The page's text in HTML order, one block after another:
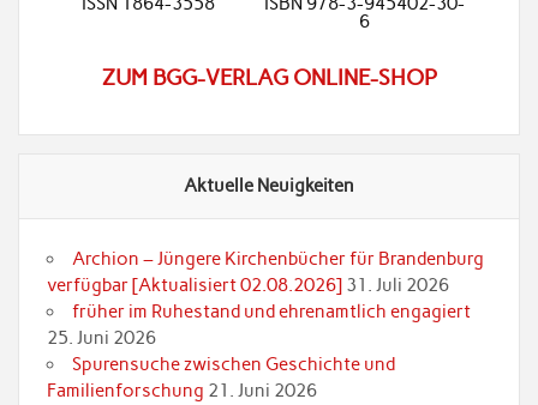
6
ZUM BGG-VERLAG ONLINE-SHOP
Aktuelle Neuigkeiten
Archion – Jüngere Kirchenbücher für Brandenburg
verfügbar [Aktualisiert 02.08.2026] 31. Juli 2026
früher im Ruhestand und ehrenamtlich engagiert
25. Juni 2026
Spurensuche zwischen Geschichte und
Familienforschung 21. Juni 2026